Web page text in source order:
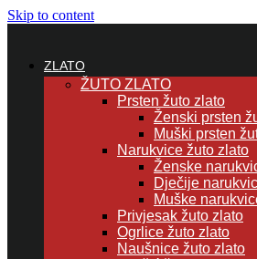
Skip to content
ZLATO
ŽUTO ZLATO
Prsten žuto zlato
Ženski prsten
Muški prsten
Narukvice žuto zlato
Ženske
Dječije
Muške
Privjesak žuto zlato
Ogrlice žuto zlato
Naušnice žuto zlato